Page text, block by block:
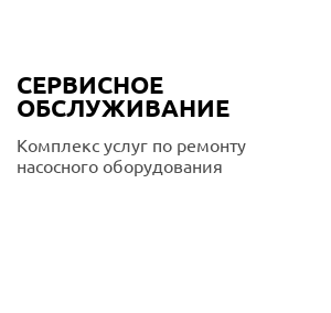
СЕРВИСНОЕ
ОБСЛУЖИВАНИЕ
Комплекс услуг по ремонту
насосного оборудования